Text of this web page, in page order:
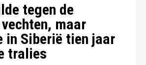
tegen de
maar
in Siberië tien jaar
tralies